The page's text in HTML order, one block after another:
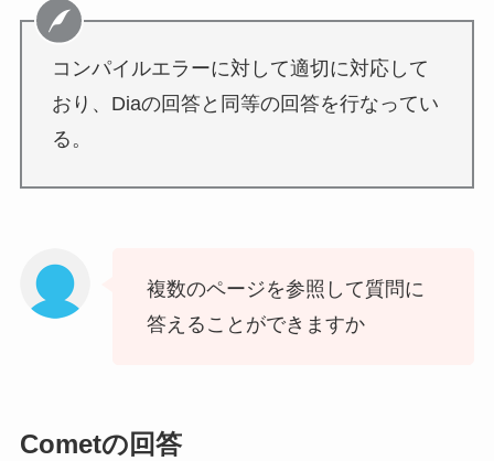
コンパイルエラーに対して適切に対応して
おり、Diaの回答と同等の回答を行なってい
る。
複数のページを参照して質問に
答えることができますか
Cometの回答